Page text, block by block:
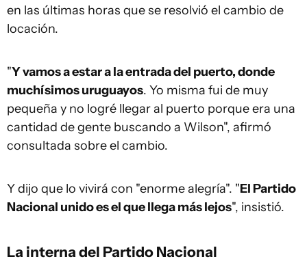
en las últimas horas que se resolvió el cambio de
locación.
"Y vamos a estar a la entrada del puerto, donde
muchísimos uruguayos. Yo misma fui de muy
pequeña y no logré llegar al puerto porque era una
cantidad de gente buscando a Wilson", afirmó
consultada sobre el cambio.
Y dijo que lo vivirá con "enorme alegría". "El Partido
Nacional unido es el que llega más lejos", insistió.
La interna del Partido Nacional